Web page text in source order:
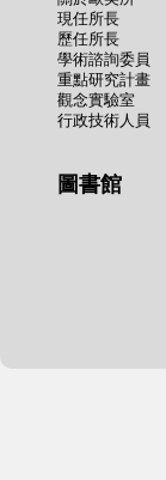
現任所長
歷任所長
學術諮詢委員
重點研究計畫
觀念實驗室
行政技術人員
圖書館